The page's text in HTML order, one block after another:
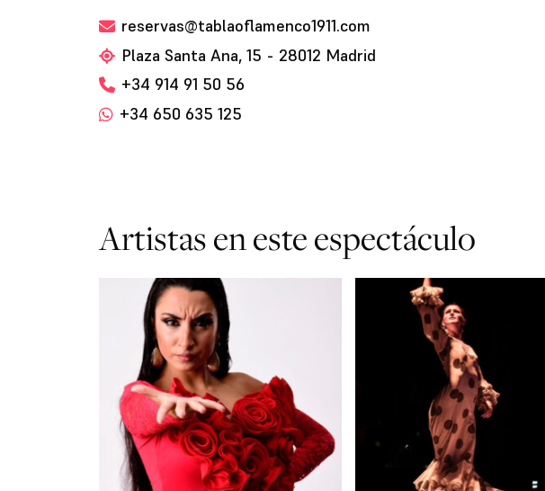
reservas@tablaoflamenco1911.com
Plaza Santa Ana, 15 - 28012 Madrid
+34 914 91 50 56
+34 650 635 125
Artistas en este espectáculo